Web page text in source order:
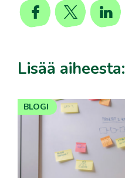
Lisää aiheesta:
BLOGI